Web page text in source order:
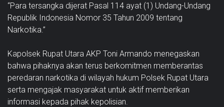
“Para tersangka dijerat Pasal 114 ayat (1) Undang-Undang
Republik Indonesia Nomor 35 Tahun 2009 tentang
Narkotika.”
Kapolsek Rupat Utara AKP Toni Armando menegaskan
bahwa pihaknya akan terus berkomitmen memberantas
peredaran narkotika di wilayah hukum Polsek Rupat Utara
serta mengajak masyarakat untuk aktif memberikan
informasi kepada pihak kepolisian.